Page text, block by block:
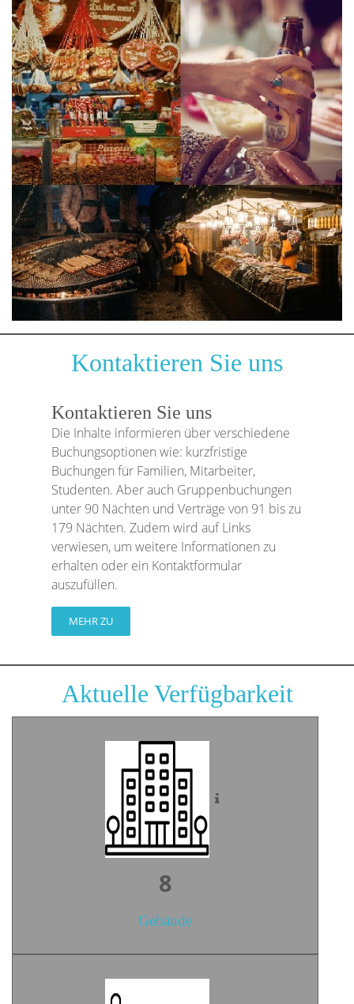
Kontaktieren Sie uns
Kontaktieren Sie uns
Die Inhalte informieren über verschiedene
Buchungsoptionen wie: kurzfristige
Buchungen für Familien, Mitarbeiter,
Studenten. Aber auch Gruppenbuchungen
unter 90 Nächten und Verträge von 91 bis zu
179 Nächten. Zudem wird auf Links
verwiesen, um weitere Informationen zu
erhalten oder ein Kontaktformular
auszufüllen.
MEHR ZU
Aktuelle Verfügbarkeit
10
Gebäude